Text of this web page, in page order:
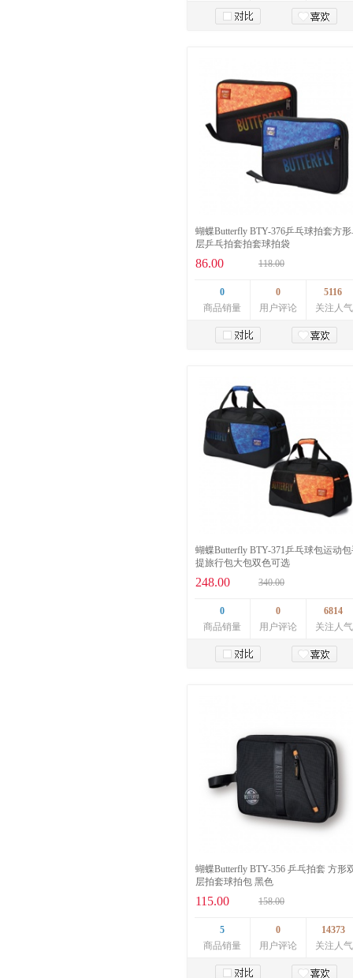
蝴蝶Butterfly BTY-376乒乓球拍套方
层乒乓拍套拍套球拍袋
86.00 118.00
0
商品销量
0
用户评论
5116
关注人气
蝴蝶Butterfly BTY-371乒乓球包运动
提旅行包大包双色可选
248.00 340.00
0
商品销量
0
用户评论
6814
关注人气
蝴蝶Butterfly BTY-356 乒乓拍套 方形
层拍套球拍包 黑色
115.00 158.00
5
商品销量
0
用户评论
14373
关注人气